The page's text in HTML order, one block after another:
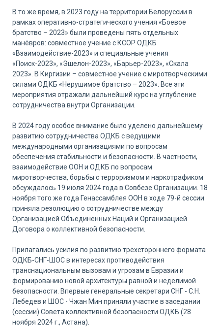
В то же время, в 2023 году на территории Белоруссии в
рамках оперативно-стратегического учения «Боевое
братство – 2023» были проведены пять отдельных
манёвров: совместное учение с КСОР ОДКБ
«Взаимодействие-2023» и специальные учения
«Поиск-2023», «Эшелон-2023», «Барьер-2023», «Скала
2023». В Киргизии – совместное учение с миротворческими
силами ОДКБ «Нерушимое братство – 2023». Все эти
мероприятия отражали дальнейший курс на углубление
сотрудничества внутри Организации.
В 2024 году особое внимание было уделено дальнейшему
развитию сотрудничества ОДКБ с ведущими
международными организациями по вопросам
обеспечения стабильности и безопасности. В частности,
взаимодействие ООН и ОДКБ по вопросам
миротворчества, борьбы с терроризмом и наркотрафиком
обсуждалось 19 июля 2024 года в Совбезе Организации. 18
ноября того же года Генассамблея ООН в ходе 79-й сессии
приняла резолюцию о сотрудничестве между
Организацией Объединенных Наций и Организацией
Договора о коллективной безопасности.
Прилагались усилия по развитию трёхстороннего формата
ОДКБ-СНГ-ШОС в интересах противодействия
транснациональным вызовам и угрозам в Евразии и
формированию новой архитектуры равной и неделимой
безопасности. Впервые генеральные секретари СНГ - С.Н.
Лебедев и ШОС - Чжан Мин приняли участие в заседании
(сессии) Совета коллективной безопасности ОДКБ (28
ноября 2024 г., Астана).